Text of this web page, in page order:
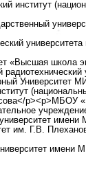
институт
«Высшая школа
Университет
p><p>МБОУ
имени
им. Г.В.
имени